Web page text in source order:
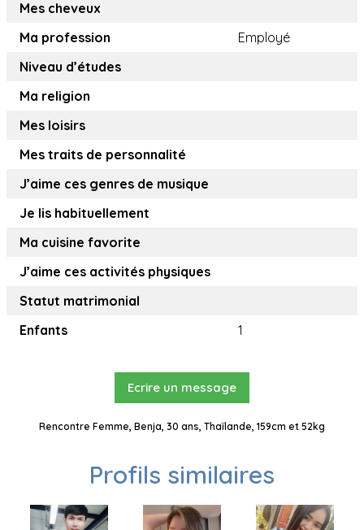
Mes cheveux
Ma profession
Employé
Niveau d’études
Ma religion
Mes loisirs
Mes traits de personnalité
J’aime ces genres de musique
Je lis habituellement
Ma cuisine favorite
J’aime ces activités physiques
Statut matrimonial
Enfants
1
Ecrire un message
Rencontre Femme, Benja, 30 ans, Thaïlande, 159cm et 52kg
Profils similaires